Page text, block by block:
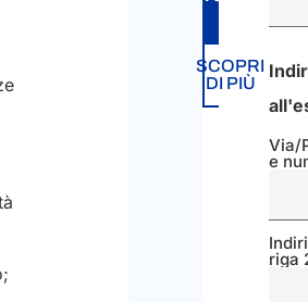
SCOPRI
DI PIÙ
Via/
e
riga